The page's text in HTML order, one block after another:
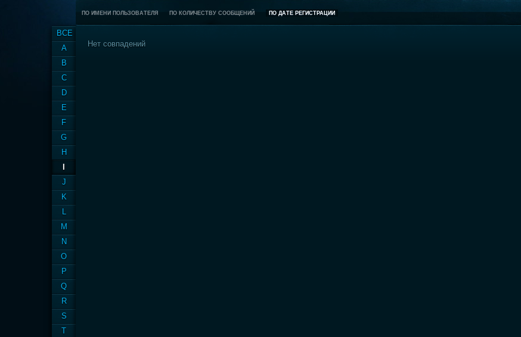
ВСЕ
A
B
C
D
E
F
G
H
J
K
L
M
N
O
P
Q
R
S
T
ПО ИМЕНИ ПОЛЬЗОВАТЕЛЯ ПО КОЛИЧЕСТВУ СООБЩЕНИЙ ПО ДАТЕ РЕГИСТРАЦИИ
Нет совпадений